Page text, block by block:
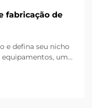
fabricação de
e defina seu nicho
um
produzidos